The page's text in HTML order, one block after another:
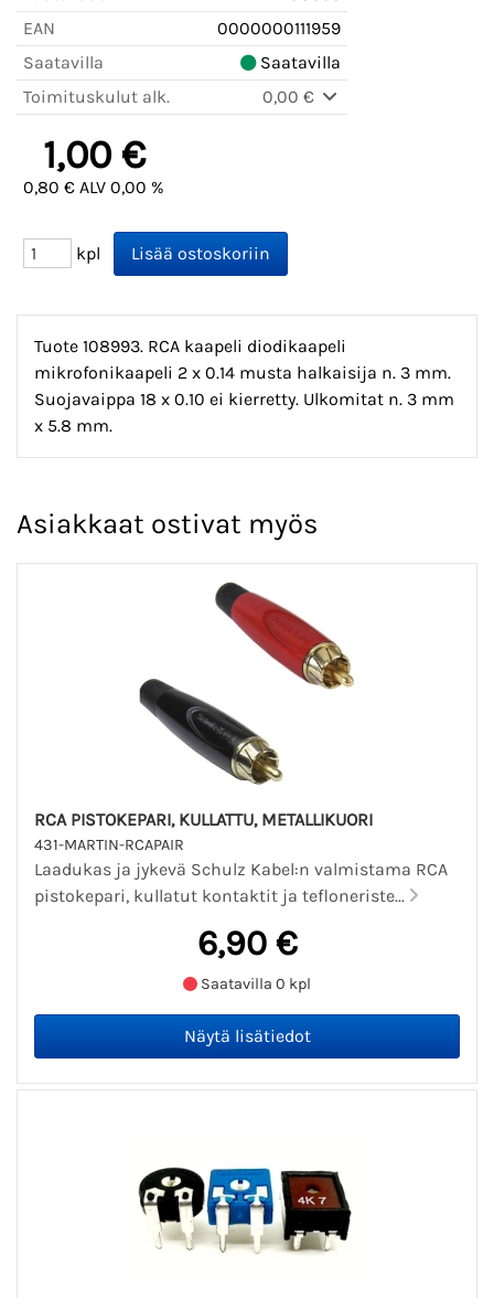
EAN
0000000111959
Saatavilla
Saatavilla
Toimituskulut alk.
0,00 €
1,00 €
0,80 € ALV 0,00 %
kpl
Tuote 108993. RCA kaapeli diodikaapeli
mikrofonikaapeli 2 x 0.14 musta halkaisija n. 3 mm.
Suojavaippa 18 x 0.10 ei kierretty. Ulkomitat n. 3 mm
x 5.8 mm.
Asiakkaat ostivat myös
RCA PISTOKEPARI, KULLATTU, METALLIKUORI
431-MARTIN-RCAPAIR
Laadukas ja jykevä Schulz Kabel:n valmistama RCA
pistokepari, kullatut kontaktit ja tefloneriste...
6,90 €
Saatavilla 0 kpl